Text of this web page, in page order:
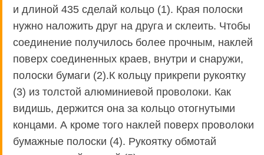
и длиной 435 сделай кольцо (1). Края полоски
нужно наложить друг на друга и склеить. Чтобы
соединение получилось более прочным, наклей
поверх соединенных краев, внутри и снаружи,
полоски бумаги (2).К кольцу прикрепи рукоятку
(3) из толстой алюминиевой проволоки. Как
видишь, держится она за кольцо отогнутыми
концами. А кроме того наклей поверх проволоки
бумажные полоски (4). Рукоятку обмотай